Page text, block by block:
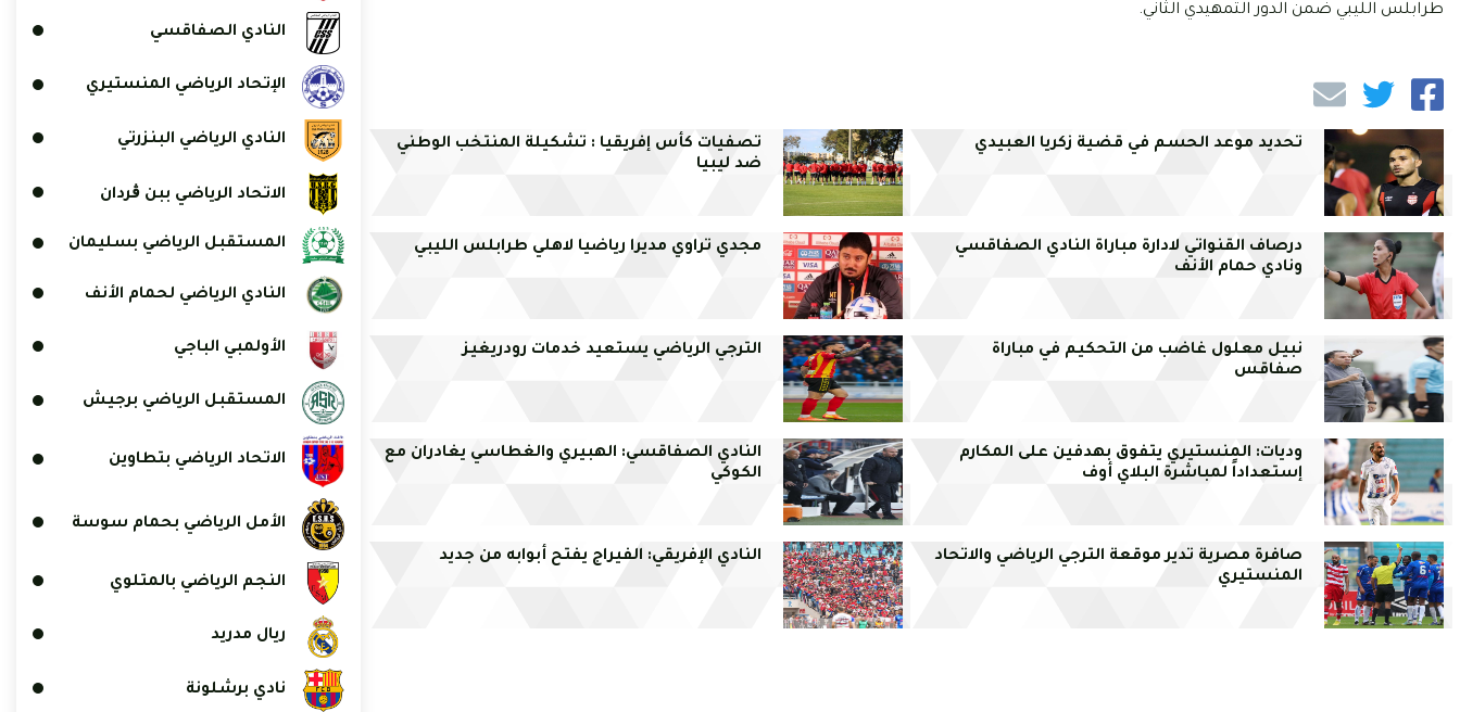
طرابلس الليبي ضمن الدور التمهيدي الثاني.
تحديد موعد الحسم في قضية زكريا العبيدي
تصفيات كأس إفريقيا : تشكيلة المنتخب الوطني
ضد ليبيا
درصاف القنواتي لادارة مباراة النادي الصفاقسي
ونادي حمام الأنف
مجدي تراوي مديرا رياضيا لاهلي طرابلس الليبي
نبيل معلول غاضب من التحكيم في مباراة
صفاقس
الترجي الرياضي يستعيد خدمات رودريغيز
وديات: المنستيري يتفوق بهدفين على المكارم
إستعداداً لمباشرة البلاي أوف
النادي الصفاقسي: الهبيري والغطاسي يغادران مع
الكوكي
صافرة مصرية تدير موقعة الترجي الرياضي والاتحاد
المنستيري
النادي الإفريقي: الفيراج يفتح أبوابه من جديد
النادي الصفاقسي
الإتحاد الرياضي المنستيري
النادي الرياضي البنزرتي
الاتحاد الرياضي ببن ڨردان
المستقبل الرياضي بسليمان
النادي الرياضي لحمام الأنف
الأولمبي الباجي
المستقبل الرياضي برجيش
الاتحاد الرياضي بتطاوين
الأمل الرياضي بحمام سوسة
النجم الرياضي بالمتلوي
ريال مدريد
نادي برشلونة